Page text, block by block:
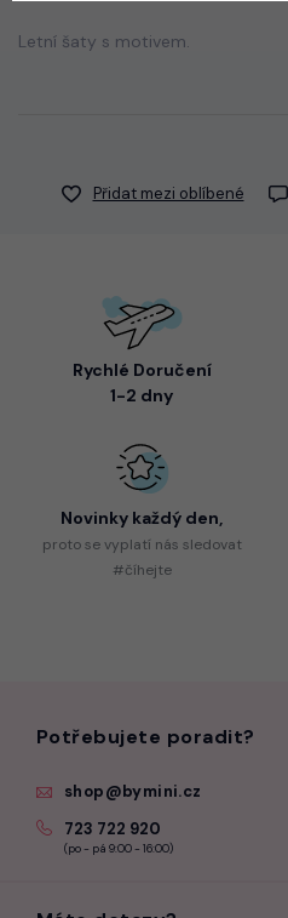
Letní šaty s motivem.
Přidat mezi oblíbené
Rychlé Doručení
1-2 dny
Novinky každý den,
protose vyplatí nás sledovat
#číhejte
Potřebujete poradit?
shop@bymini.cz
723 722 920
(po - pá 9:00 - 16:00)